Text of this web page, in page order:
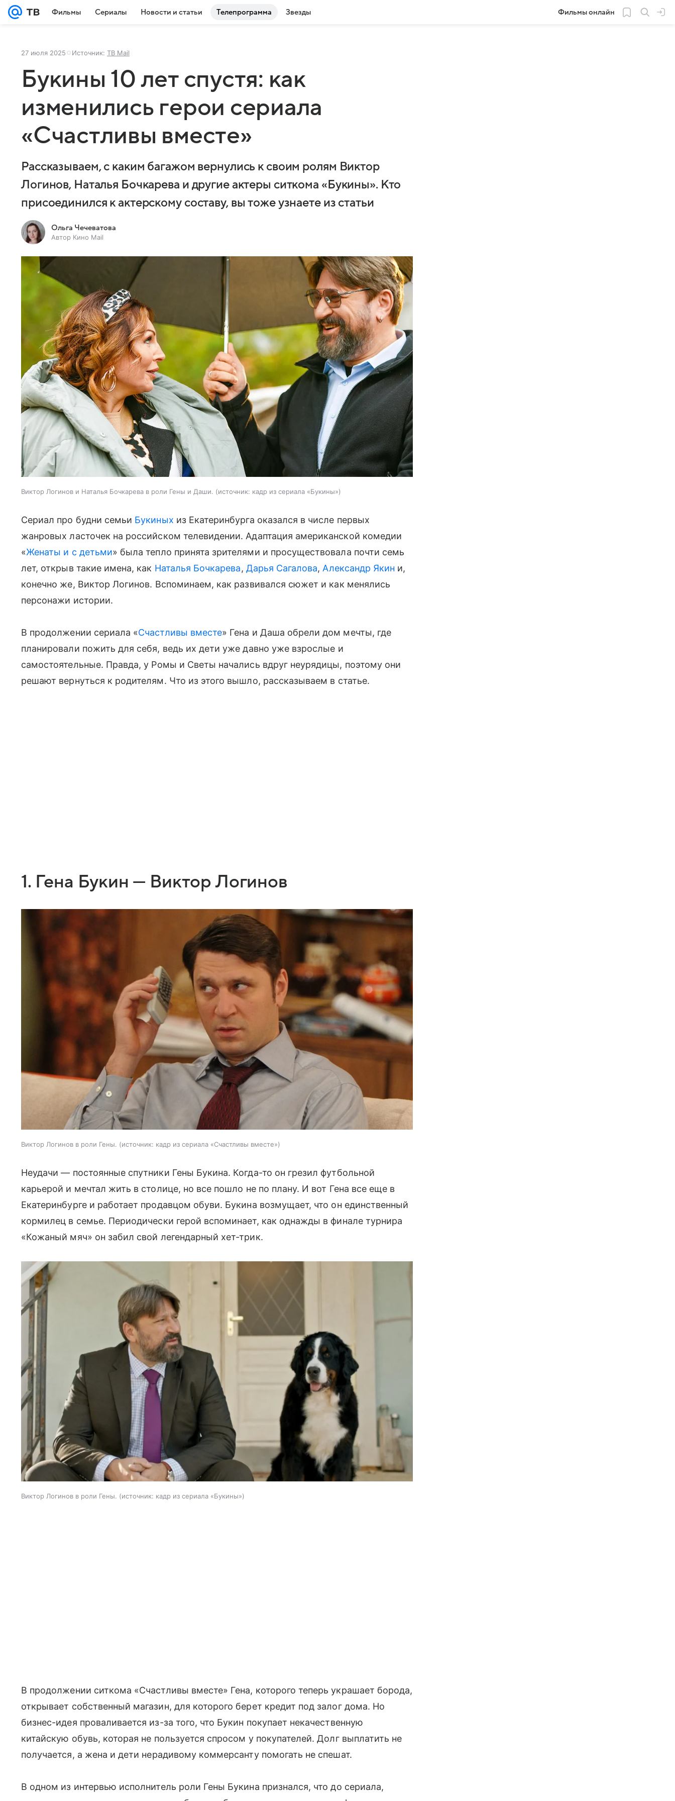
Фильмы Сериалы Новости и статьи Телепрограмма Звезды Фильмы онлайн
27 июля 2025 Источник: ТВ Mail
Букины 10 лет спустя: как
изменились герои сериала
«Счастливы вместе»
Рассказываем, с каким багажом вернулись к своим ролям Виктор
Логинов, Наталья Бочкарева и другие актеры ситкома «Букины». Кто
присоединился к актерскому составу, вы тоже узнаете из статьи
Ольга Чечеватова
Автор Кино Mail
Виктор Логинов и Наталья Бочкарева в роли Гены и Даши. источник: кадр из сериала «Букины»
Сериал про будни семьи Букиных из Екатеринбурга оказался в числе первых
жанровых ласточек на российском телевидении. Адаптация американской комедии
«Женаты и с детьми» была тепло принята зрителями и просуществовала почти семь
лет, открыв такие имена, как Наталья Бочкарева, Дарья Сагалова, Александр Якин и,
конечно же, Виктор Логинов. Вспоминаем, как развивался сюжет и как менялись
персонажи истории.
В продолжении сериала «Счастливы вместе» Гена и Даша обрели дом мечты, где
планировали пожить для себя, ведь их дети уже давно уже взрослые и
самостоятельные. Правда, у Ромы и Светы начались вдруг неурядицы, поэтому они
решают вернуться к родителям. Что из этого вышло, рассказываем в статье.
1. Гена Букин — Виктор Логинов
Виктор Логинов в роли Гены. источник: кадр из сериала «Счастливы вместе»
Неудачи — постоянные спутники Гены Букина. Когда-то он грезил футбольной
карьерой и мечтал жить в столице, но все пошло не по плану. И вот Гена все еще в
Екатеринбурге и работает продавцом обуви. Букина возмущает, что он единственный
кормилец в семье. Периодически герой вспоминает, как однажды в финале турнира
«Кожаный мяч» он забил свой легендарный хет-трик.
Виктор Логинов в роли Гены. источник: кадр из сериала «Букины»
В продолжении ситкома «Счастливы вместе» Гена, которого теперь украшает борода,
открывает собственный магазин, для которого берет кредит под залог дома. Но
бизнес-идея проваливается из-за того, что Букин покупает некачественную
китайскую обувь, которая не пользуется спросом у покупателей. Долг выплатить не
получается, а жена и дети нерадивому коммерсанту помогать не спешат.
В одном из интервью исполнитель роли Гены Букина признался, что до сериала,